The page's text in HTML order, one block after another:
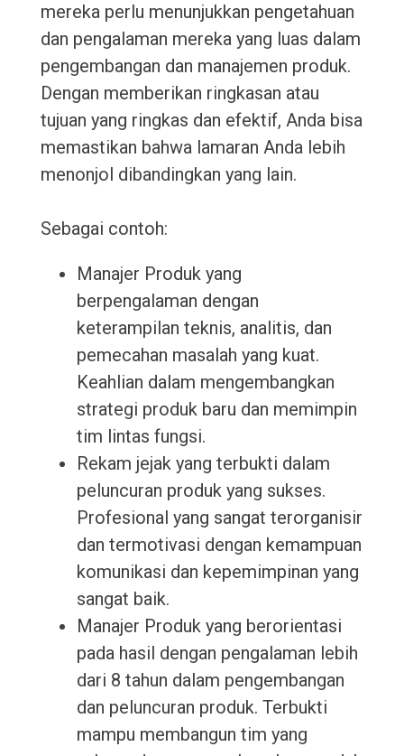
mereka perlu menunjukkan pengetahuan
dan pengalaman mereka yang luas dalam
pengembangan dan manajemen produk.
Dengan memberikan ringkasan atau
tujuan yang ringkas dan efektif, Anda bisa
memastikan bahwa lamaran Anda lebih
menonjol dibandingkan yang lain.
Sebagai contoh:
Manajer Produk yang
berpengalaman dengan
keterampilan teknis, analitis, dan
pemecahan masalah yang kuat.
Keahlian dalam mengembangkan
strategi produk baru dan memimpin
tim lintas fungsi.
Rekam jejak yang terbukti dalam
peluncuran produk yang sukses.
Profesional yang sangat terorganisir
dan termotivasi dengan kemampuan
komunikasi dan kepemimpinan yang
sangat baik.
Manajer Produk yang berorientasi
pada hasil dengan pengalaman lebih
dari 8 tahun dalam pengembangan
dan peluncuran produk. Terbukti
mampu membangun tim yang